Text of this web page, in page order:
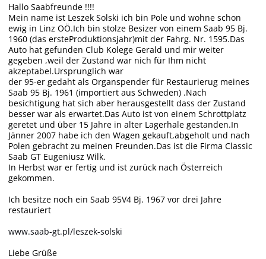
Hallo Saabfreunde !!!!
Mein name ist Leszek Solski ich bin Pole und wohne schon
ewig in Linz OÖ.Ich bin stolze Besizer von einem Saab 95 Bj.
1960 (das ersteProduktionsjahr)mit der Fahrg. Nr. 1595.Das
Auto hat gefunden Club Kolege Gerald und mir weiter
gegeben ,weil der Zustand war nich für Ihm nicht
akzeptabel.Ursprunglich war
der 95-er gedaht als Organspender für Restaurierug meines
Saab 95 Bj. 1961 (importiert aus Schweden) .Nach
besichtigung hat sich aber herausgestellt dass der Zustand
besser war als erwartet.Das Auto ist von einem Schrottplatz
geretet und über 15 Jahre in alter Lagerhale gestanden.In
Jänner 2007 habe ich den Wagen gekauft,abgeholt und nach
Polen gebracht zu meinen Freunden.Das ist die Firma Classic
Saab GT Eugeniusz Wilk.
In Herbst war er fertig und ist zurück nach Österreich
gekommen.
Ich besitze noch ein Saab 95V4 Bj. 1967 vor drei Jahre
restauriert
www.saab-gt.pl/leszek-solski
Liebe Grüße